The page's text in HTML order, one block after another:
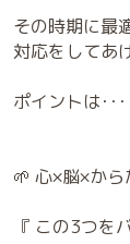
その時期に最
対応をしてあ
ポイントは･･･
🌱 心×脳×から
『 この3つを